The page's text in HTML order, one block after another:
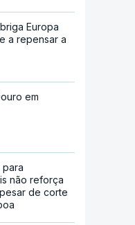
Europa
a repensar a
em
não reforça
de corte